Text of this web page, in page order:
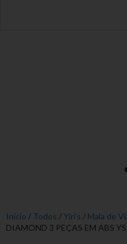
Início / Todos /Yin's / Mala de
DIAMOND 3 PEÇAS EM ABS